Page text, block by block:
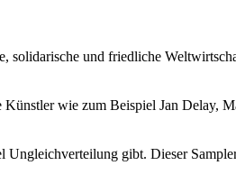
solidarische und friedliche
wie zum Beispiel Jan Delay,
Ungleichverteilung gibt. Dieser